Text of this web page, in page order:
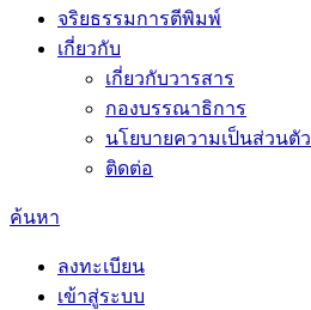
จริยธรรมการตีพิมพ์
เกี่ยวกับ
เกี่ยวกับวารสาร
กองบรรณาธิการ
นโยบายความเป็นส่วนตัว
ติดต่อ
ค้นหา
ลงทะเบียน
เข้าสู่ระบบ